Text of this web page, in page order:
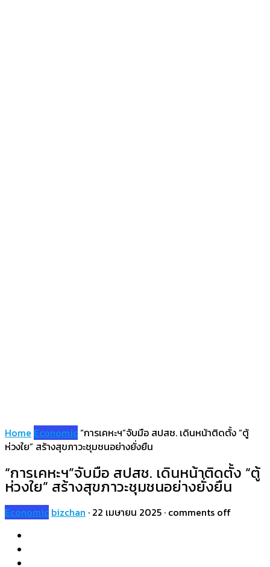
Home Economic“การเคหะฯ”จับมือ สปสช. เดินหน้าติดตั้ง “ตู้
ห่วงใย” สร้างสุขภาวะชุมชนอย่างยั่งยืน
“การเคหะฯ”จับมือ สปสช. เดินหน้าติดตั้ง “ตู้
ห่วงใย” สร้างสุขภาวะชุมชนอย่างยั่งยืน
Economic bizchan · 22 เมษายน 2025 · comments off